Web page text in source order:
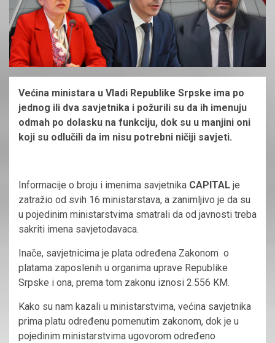
Većina ministara u Vladi Republike Srpske ima po
jednog ili dva savjetnika i požurili su da ih imenuju
odmah po dolasku na funkciju, dok su u manjini oni
koji su odlučili da im nisu potrebni ničiji savjeti.
Informacije o broju i imenima savjetnika CAPITAL je
zatražio od svih 16 ministarstava, a zanimljivo je da su
u pojedinim ministarstvima smatrali da od javnosti treba
sakriti imena savjetodavaca.
Inače, savjetnicima je plata određena Zakonom o
platama zaposlenih u organima uprave Republike
Srpske i ona, prema tom zakonu iznosi 2.556 KM.
Kako su nam kazali u ministarstvima, većina savjetnika
prima platu određenu pomenutim zakonom, dok je u
pojedinim ministarstvima ugovorom određeno